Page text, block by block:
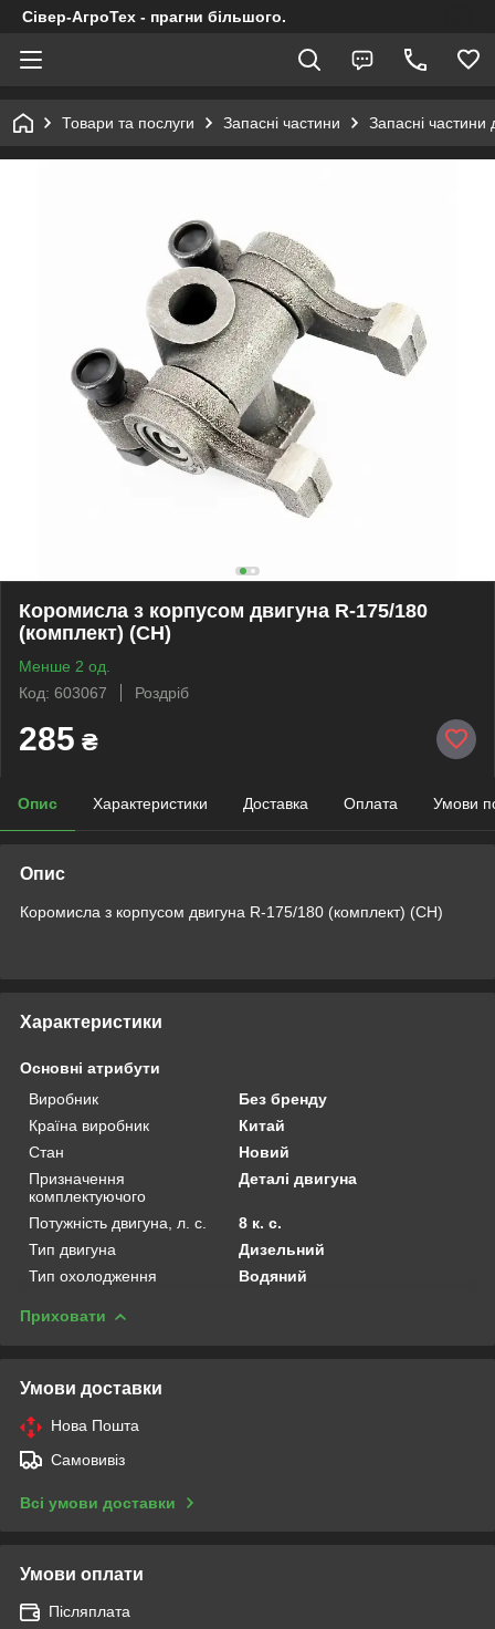
Сівер-АгроТех - прагни більшого.
Товари та послуги Запасні частини Запасні частини
Коромисла з корпусом двигуна R-175/180
(комплект) (CH)
Менше 2 од.
Код: 603067
Роздріб
285 ₴
Опис Характеристики Доставка Оплата Умови
Опис
Коромисла з корпусом двигуна R-175/180 (комплект) (CH)
Характеристики
Основні атрибути
Виробник
Без бренду
Країна виробник
Китай
Стан
Новий
Призначення
комплектуючого
Деталі двигуна
Потужність двигуна, л. с.
8 к. с.
Тип двигуна
Дизельний
Тип охолодження
Водяний
Приховати
Умови доставки
Нова Пошта
Самовивіз
Всі умови доставки
Умови оплати
Післяплата